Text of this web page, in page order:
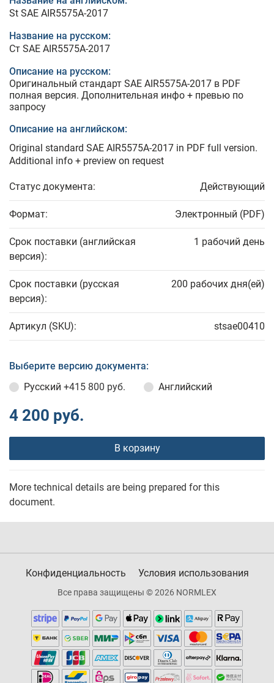
St SAE AIR5575A-2017
Название на русском:
Ст SAE AIR5575A-2017
Описание на русском:
Оригинальный стандарт SAE AIR5575A-2017 в PDF
полная версия. Дополнительная инфо + превью по
запросу
Описание на английском:
Original standard SAE AIR5575A-2017 in PDF full version.
Additional info + preview on request
Статус документа: Действующий
Формат: Электронный (PDF)
Срок поставки (английская
версия):
1 рабочий день
Срок поставки (русская
версия):
200 рабочих дня(ей)
Артикул (SKU): stsae00410
Выберите версию документа:
Русский +415 800 руб. Английский
4 200 руб.
В корзину
More technical details are being prepared for this
document.
Конфиденциальность Условия использования
Все права защищены © 2026 NORMLEX